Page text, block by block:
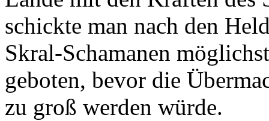
schickte man nach den
Skral-Schamanen
geboten, bevor die
zu groß werden würde.